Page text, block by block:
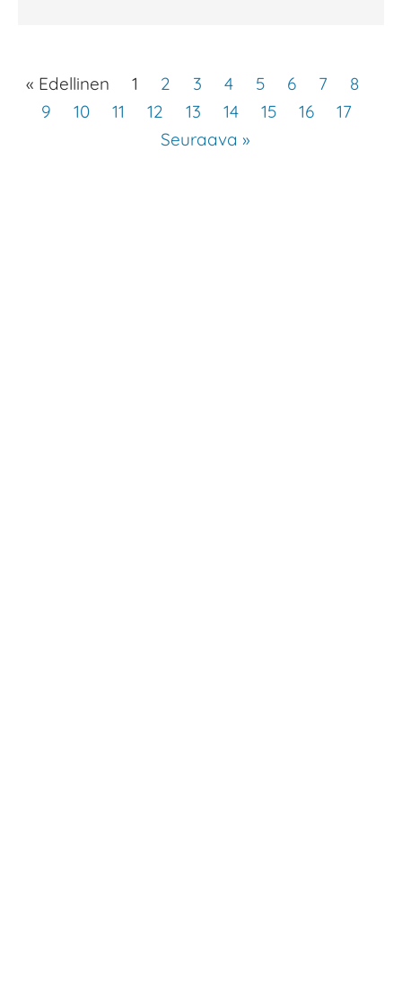
« Edellinen 1 2 3 4 5 6 7
8
9
10 11 12 13 14 15 16
17
Seuraava »